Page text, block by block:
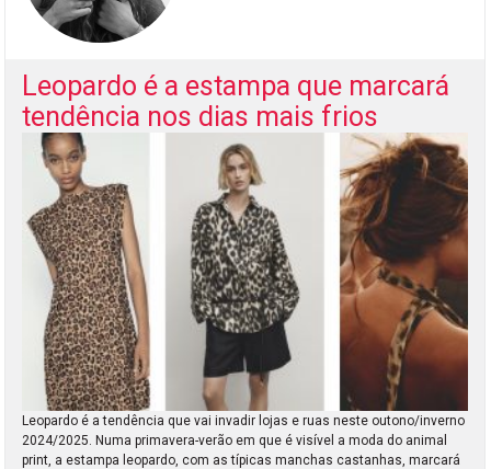
Leopardo é a estampa que marcará
tendência nos dias mais frios
Leopardo é a tendência que vai invadir lojas e ruas neste outono/inverno
2024/2025. Numa primavera-verão em que é visível a moda do animal
print, a estampa leopardo, com as típicas manchas castanhas, marcará